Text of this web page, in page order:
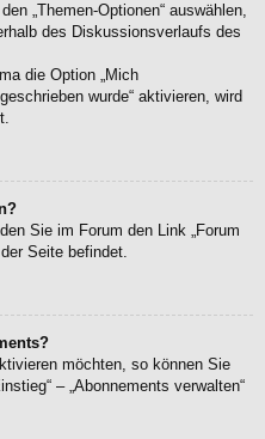
„Themen-Optionen“ auswählen,
des Diskussionsverlaufs des
die Option „Mich
wurde“ aktivieren, wird
Sie im Forum den Link „Forum
Seite befindet.
möchten, so können Sie
– „Abonnements verwalten“